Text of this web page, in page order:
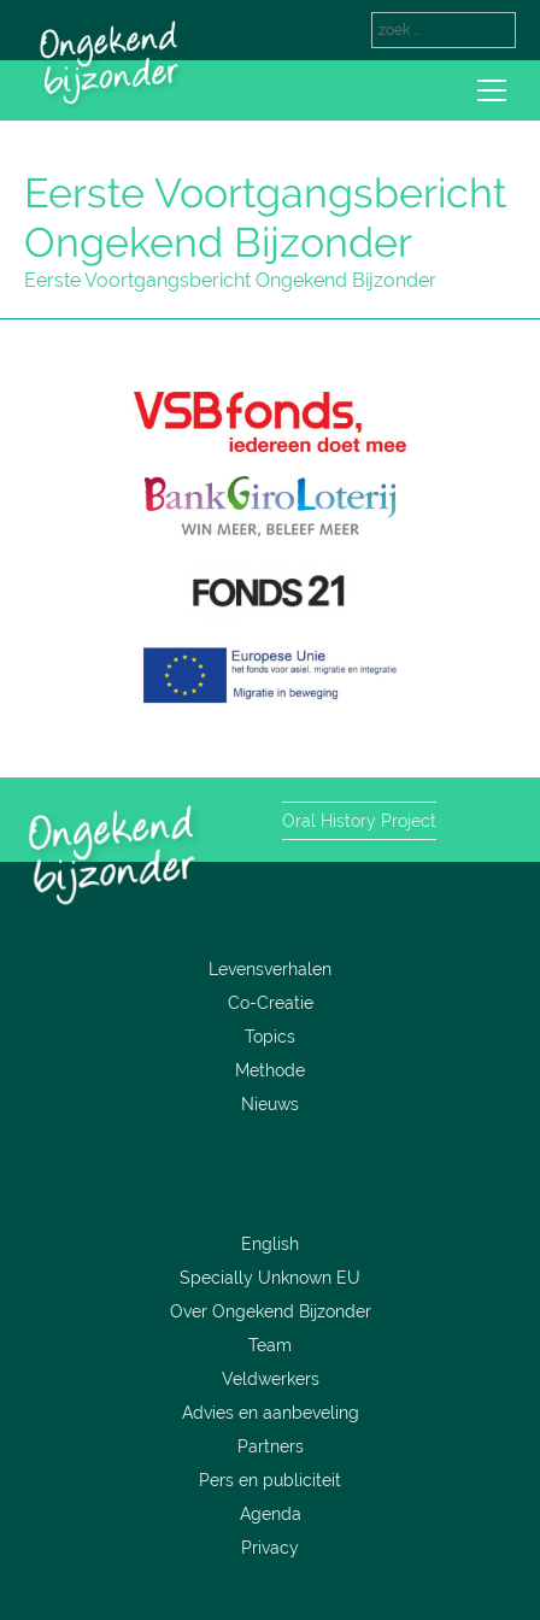
Eerste Voortgangsbericht
Ongekend Bijzonder
Eerste Voortgangsbericht Ongekend Bijzonder
Oral History Project
Levensverhalen
Co-Creatie
Topics
Methode
Nieuws
English
Specially Unknown EU
Over Ongekend Bijzonder
Team
Veldwerkers
Advies en aanbeveling
Partners
Pers en publiciteit
Agenda
Privacy